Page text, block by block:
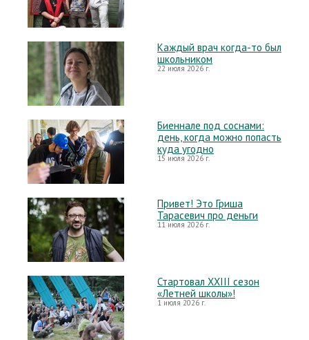
Каждый врач когда-то был
школьником
22 июля 2026 г.
Биеннале под соснами:
день, когда можно попасть
куда угодно
15 июля 2026 г.
Привет! Это Гриша
Тарасевич про деньги
11 июля 2026 г.
Стартовал XXIII сезон
«Летней школы»!
1 июля 2026 г.